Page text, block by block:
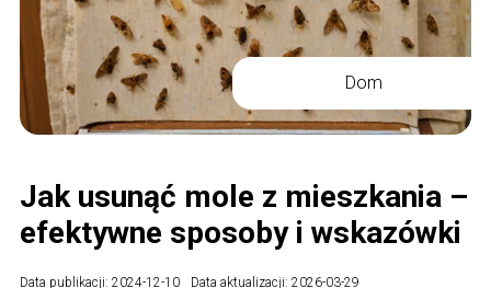
Dom
Jak usunąć mole z mieszkania –
efektywne sposoby i wskazówki
Data publikacji: 2024-12-10 Data aktualizacji: 2026-03-29